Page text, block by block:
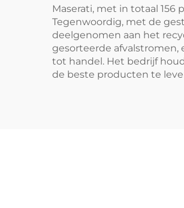
Maserati, met in totaal 156
Tegenwoordig, met de
deelgenomen aan het
gesorteerde
tot handel. Het bedrijf
de beste producten te